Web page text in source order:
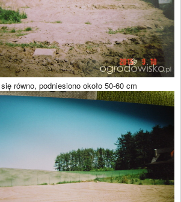
równo, podniesiono około 50-60 cm